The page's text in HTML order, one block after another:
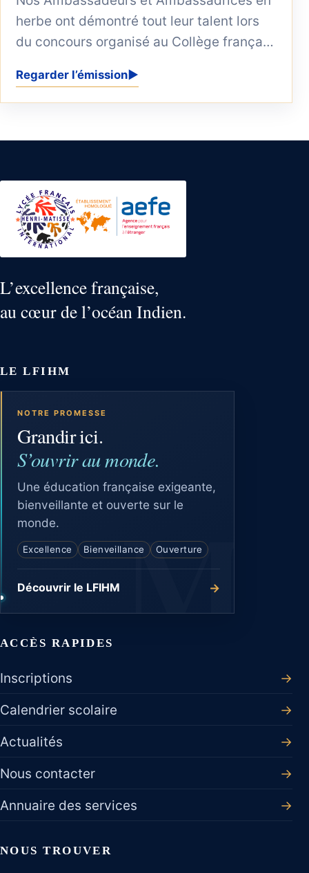
herbe ont démontré tout leur talent lors
du concours organisé au Collège français
Regarder l’émission▶
L’excellence française,
au cœur de l’océan Indien.
LE LFIHM
NOTRE PROMESSE
Grandir ici.
S’ouvrir au monde.
Une éducation française exigeante,
bienveillante et ouverte sur le
monde.
Excellence Bienveillance Ouverture
Découvrir le LFIHM →
ACCÈS RAPIDES
Inscriptions
→
Calendrier scolaire
→
Actualités
→
Nous contacter
→
Annuaire des services
→
NOUS TROUVER